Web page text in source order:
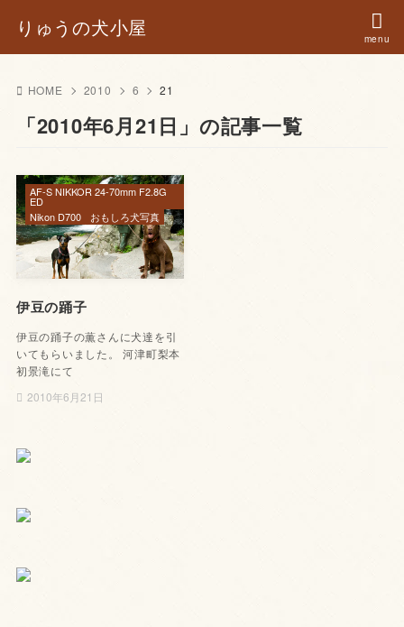
りゅうの犬小屋
HOME 2010 6 21
「2010年6月21日」の記事一覧
伊豆の踊子
伊豆の踊子の薫さんに犬達を引
いてもらいました。 河津町梨本
初景滝にて
2010年6月21日
AF-S NIKKOR 24-70mm F2.8G
ED
Nikon D700
おもしろ犬写真